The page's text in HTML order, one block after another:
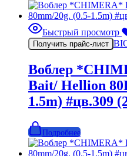
Быстрый просмотр
Получить прайс-лист
Воблер
Bait/ Hellion
1.5m) #цв.309
Подробнее